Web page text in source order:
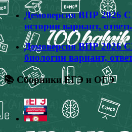
Демоверсия ВПР 2026
истории вариант,
Демоверсия ВПР 2026
биологии вариант,
📚 Сборники ЕГЭ и ОГЭ